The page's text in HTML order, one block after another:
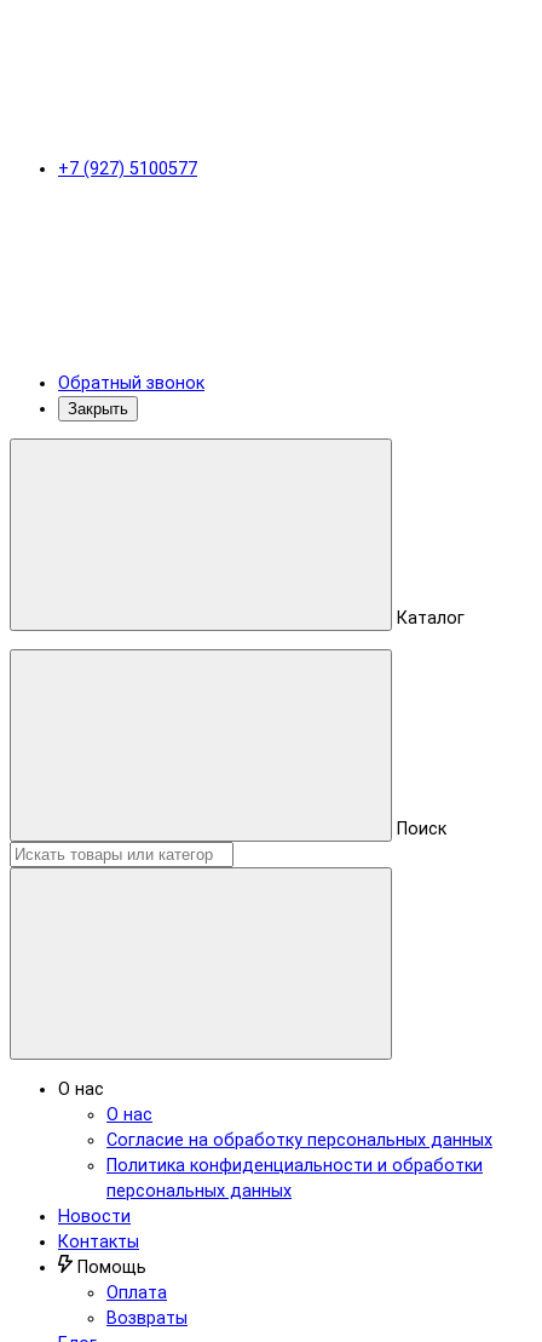
+7 (927) 5100577
Обратный звонок
Закрыть
Каталог
Поиск
О нас
О нас
Согласие на обработку персональных данных
Политика конфиденциальности и обработки
персональных данных
Новости
Контакты
Помощь
Оплата
Возвраты